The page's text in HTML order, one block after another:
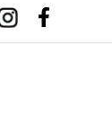
Facebook